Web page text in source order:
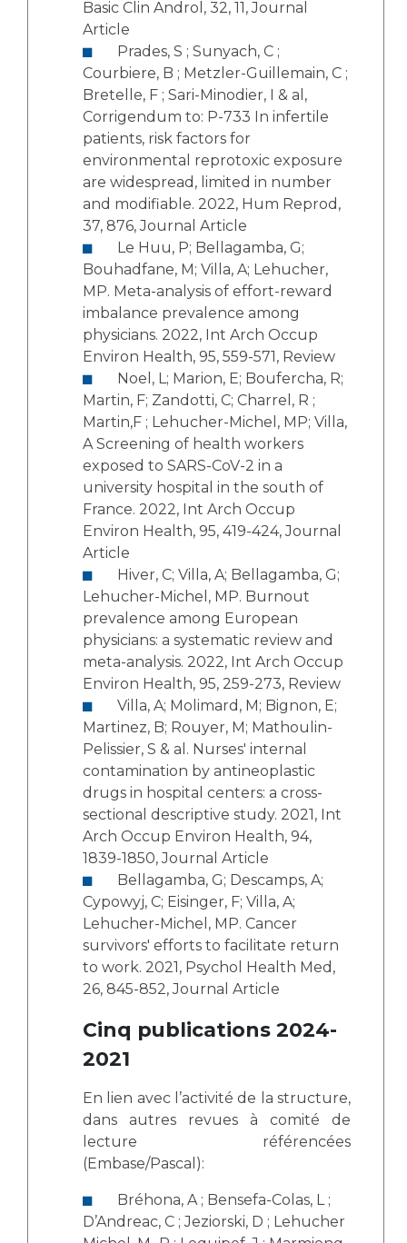
Basic Clin Androl, 32, 11, Journal
Article
Courbiere, B ; Metzler-Guillemain, C ;
Bretelle, F ; Sari-Minodier, I & al,
Corrigendum to: P-733 In infertile
patients, risk factors for
environmental reprotoxic exposure
are widespread, limited in number
and modifiable. 2022, Hum Reprod,
37, 876, Journal Article
Bouhadfane, M; Villa, A; Lehucher,
MP. Meta-analysis of effort-reward
imbalance prevalence among
physicians. 2022, Int Arch Occup
Environ Health, 95, 559-571, Review
Martin, F; Zandotti, C; Charrel, R ;
Martin,F ; Lehucher-Michel, MP; Villa,
A Screening of health workers
exposed to SARS-CoV-2 in a
university hospital in the south of
France. 2022, Int Arch Occup
Environ Health, 95, 419-424, Journal
Article
Lehucher-Michel, MP. Burnout
prevalence among European
physicians: a systematic review and
meta-analysis. 2022, Int Arch Occup
Environ Health, 95, 259-273, Review
Martinez, B; Rouyer, M; Mathoulin-
Pelissier, S & al. Nurses' internal
contamination by antineoplastic
drugs in hospital centers: a cross-
sectional descriptive study. 2021, Int
Arch Occup Environ Health, 94,
1839-1850, Journal Article
Cypowyj, C; Eisinger, F; Villa, A;
Lehucher-Michel, MP. Cancer
survivors' efforts to facilitate return
to work. 2021, Psychol Health Med,
26, 845-852, Journal Article
Cinq publications 2024-
2021
En lien avec l’activité de la structure,
dans autres revues à comité de
lecture référencées
(Embase/Pascal):
D’Andreac, C ; Jeziorski, D ; Lehucher